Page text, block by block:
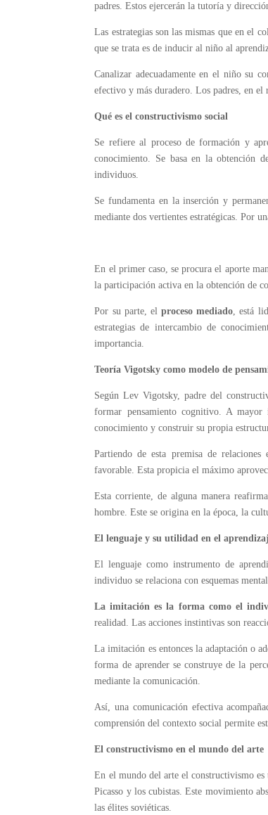
padres. Estos ejercerán la tutoría y
Las estrategias son las mismas que en el
que se trata es de inducir al niño al
Canalizar adecuadamente en el niño su
efectivo y más duradero. Los padres, en
Qué es el constructivismo social
Se refiere al proceso de formación y
conocimiento. Se basa en la obtención
individuos.
Se fundamenta en la inserción y
mediante dos vertientes estratégicas. Por
En el primer caso, se procura el aporte
la participación activa en la obtención de
Por su parte, elproceso mediado, está
estrategias de intercambio de
importancia.
Teoría Vigotsky como modelo de
Según Lev Vigotsky, padre del
formar pensamiento cognitivo. A
conocimiento y construir su propia
Partiendo de esta premisa de
favorable. Esta propicia el máximo
Esta corriente, de alguna manera
hombre. Este se origina en la época, la
El lenguaje y su utilidad en el
El lenguaje como instrumento de
individuo se relaciona con esquemas
La imitación es la forma como el
realidad. Las acciones instintivas son
La imitación es entonces la adaptación o
forma de aprender se construye de la
mediante la comunicación.
Así, una comunicación efectiva
comprensión del contexto social permite
El constructivismo en el mundo del arte
En el mundo del arte el constructivismo
Picasso y los cubistas. Este movimiento
las élites soviéticas.